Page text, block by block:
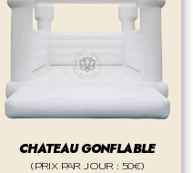
CHATEAU GONFLABLE
(PRIX PAR JOUR : 50€)